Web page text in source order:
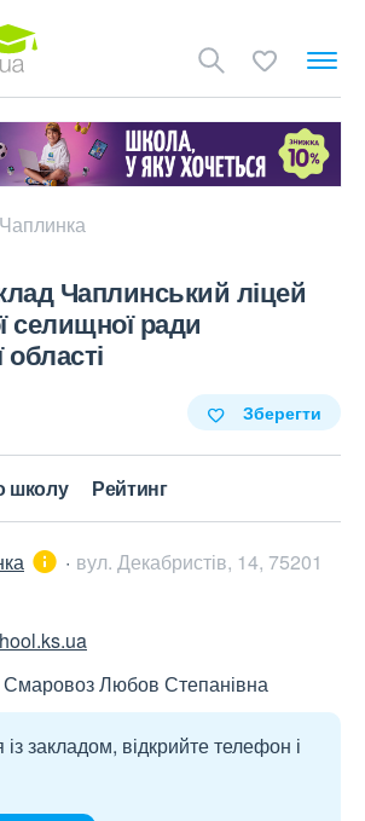
Чаплинський ліцей
селищної ради
Зберегти
школу Рейтинг
вул. Декабристів, 14, 75201
Любов Степанівна
закладом, відкрийте телефон і